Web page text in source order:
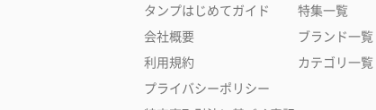
タンプはじめてガイド
会社概要
利用規約
プライバシーポリシー
特集一覧
ブランド一覧
カテゴリ一覧